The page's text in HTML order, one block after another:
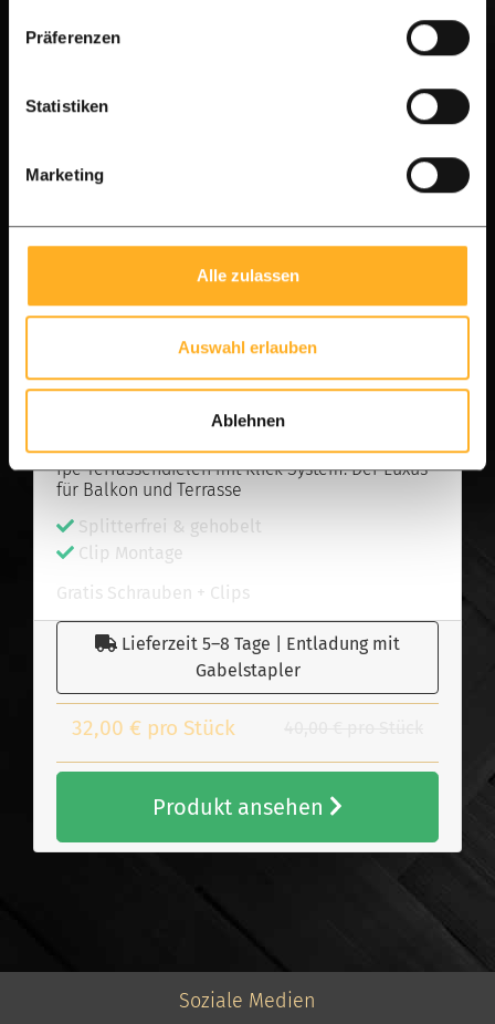
Präferenzen
Statistiken
Marketing
Alle zulassen
Auswahl erlauben
Ablehnen
Ipé Terrassendielen mit Klick-System: Der Luxus
für Balkon und Terrasse
Splitterfrei & gehobelt
Clip Montage
Gratis Schrauben + Clips
Lieferzeit 5–8 Tage | Entladung mit
Gabelstapler
32,00 € pro Stück
Produkt ansehen
Soziale Medien